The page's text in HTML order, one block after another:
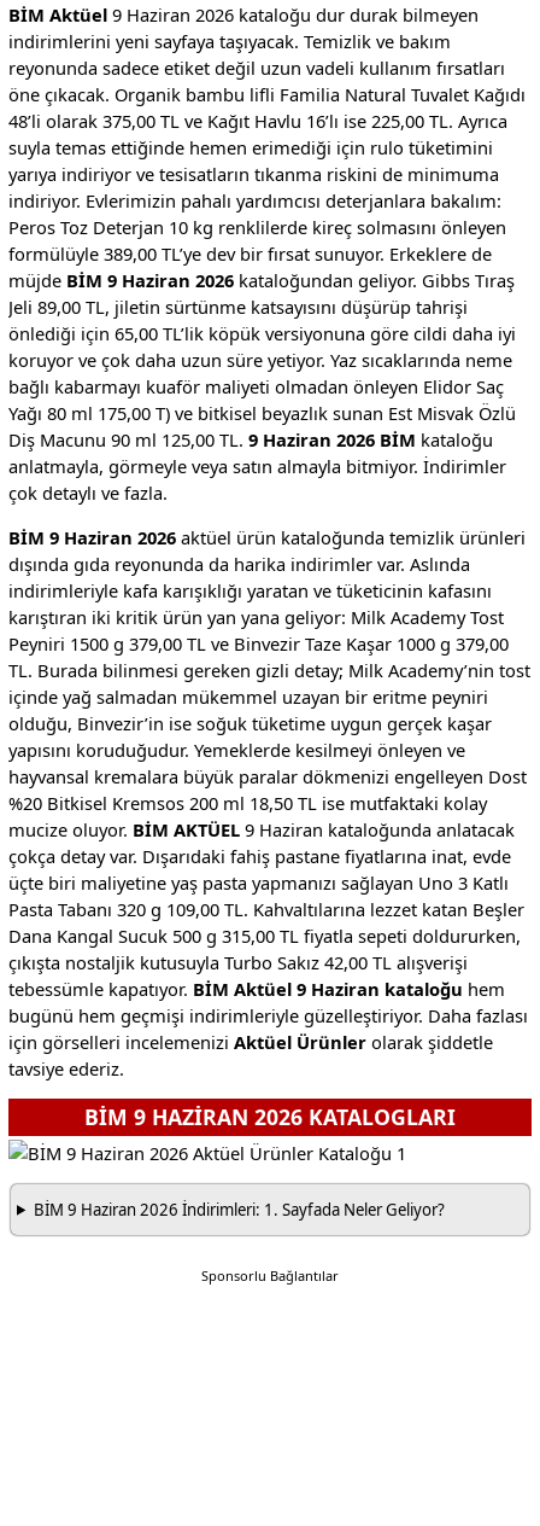
BİM Aktüel9 Haziran 2026 kataloğu dur durak bilmeyen
indirimlerini yeni sayfaya taşıyacak. Temizlik ve bakım
reyonunda sadece etiket değil uzun vadeli kullanım fırsatları
öne çıkacak. Organik bambu lifli Familia Natural Tuvalet Kağıdı
48’li olarak 375,00 TL ve Kağıt Havlu 16’lı ise 225,00 TL. Ayrıca
suyla temas ettiğinde hemen erimediği için rulo tüketimini
yarıya indiriyor ve tesisatların tıkanma riskini de minimuma
indiriyor. Evlerimizin pahalı yardımcısı deterjanlara bakalım:
Peros Toz Deterjan 10 kg renklilerde kireç solmasını önleyen
formülüyle 389,00 TL’ye dev bir fırsat sunuyor. Erkeklere de
müjde BİM 9 Haziran 2026kataloğundan geliyor. Gibbs Tıraş
Jeli 89,00 TL, jiletin sürtünme katsayısını düşürüp tahrişi
önlediği için 65,00 TL’lik köpük versiyonuna göre cildi daha iyi
koruyor ve çok daha uzun süre yetiyor. Yaz sıcaklarında neme
bağlı kabarmayı kuaför maliyeti olmadan önleyen Elidor Saç
Yağı 80 ml 175,00 T) ve bitkisel beyazlık sunan Est Misvak Özlü
Diş Macunu 90 ml 125,00 TL. 9 Haziran 2026 BİM kataloğu
anlatmayla, görmeyle veya satın almayla bitmiyor. İndirimler
çok detaylı ve fazla.
BİM 9 Haziran 2026aktüel ürün kataloğunda temizlik ürünleri
dışında gıda reyonunda da harika indirimler var. Aslında
indirimleriyle kafa karışıklığı yaratan ve tüketicinin kafasını
karıştıran iki kritik ürün yan yana geliyor: Milk Academy Tost
Peyniri 1500 g 379,00 TL ve Binvezir Taze Kaşar 1000 g 379,00
TL. Burada bilinmesi gereken gizli detay; Milk Academy’nin tost
içinde yağ salmadan mükemmel uzayan bir eritme peyniri
olduğu, Binvezir’in ise soğuk tüketime uygun gerçek kaşar
yapısını koruduğudur. Yemeklerde kesilmeyi önleyen ve
hayvansal kremalara büyük paralar dökmenizi engelleyen Dost
%20 Bitkisel Kremsos 200 ml 18,50 TL ise mutfaktaki kolay
mucize oluyor. BİM AKTÜEL9 Haziran kataloğunda anlatacak
çokça detay var. Dışarıdaki fahiş pastane fiyatlarına inat, evde
üçte biri maliyetine yaş pasta yapmanızı sağlayan Uno 3 Katlı
Pasta Tabanı 320 g 109,00 TL. Kahvaltılarına lezzet katan Beşler
Dana Kangal Sucuk 500 g 315,00 TL fiyatla sepeti doldururken,
çıkışta nostaljik kutusuyla Turbo Sakız 42,00 TL alışverişi
tebessümle kapatıyor. BİM Aktüel 9 Haziran kataloğu hem
bugünü hem geçmişi indirimleriyle güzelleştiriyor. Daha fazlası
için görselleri incelemenizi Aktüel Ürünlerolarak şiddetle
tavsiye ederiz.
BİM 9 HAZİRAN 2026 KATALOGLARI
BİM 9 Haziran 2026 İndirimleri: 1. Sayfada Neler Geliyor?
Sponsorlu Bağlantılar